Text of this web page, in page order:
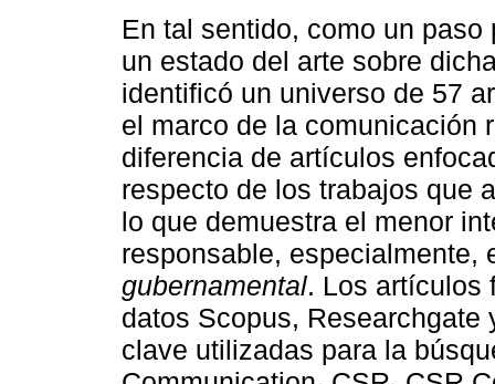
En tal sentido, como un
un estado del arte sobre
identificó un universo de 57
el marco de la comunicación
diferencia de artículos
respecto de los trabajos que
lo que demuestra el menor
responsable, especialmente,
gubernamental. Los artículos
datos Scopus,
clave utilizadas para la